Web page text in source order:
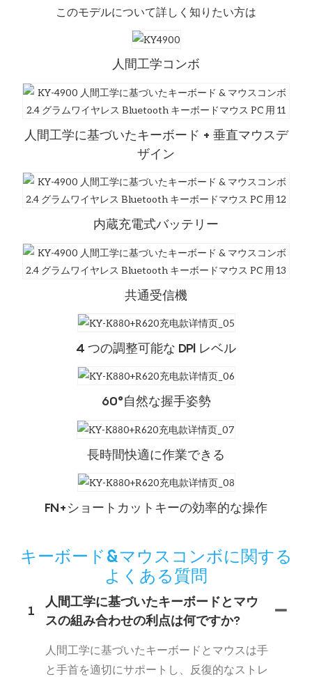
このモデルについて詳しく知りたい方は
人間工学コンボ
人間工学に基づいたキーボード + 垂直マウスデ
ザイン
内蔵充電式バッテリー
共通受信機
4 つの調整可能な DPl レベル
60°自然な握手姿勢
長時間快適に作業できる
FN+ショートカットキーの効率的な操作
キーボード&マウスコンボに関する
よくある質問
1
人間工学に基づいたキーボードとマウ
スの組み合わせの利点は何ですか?
人間工学に基づいたキーボードとマウスは手
と手首を適切にサポートし、反復的なストレ